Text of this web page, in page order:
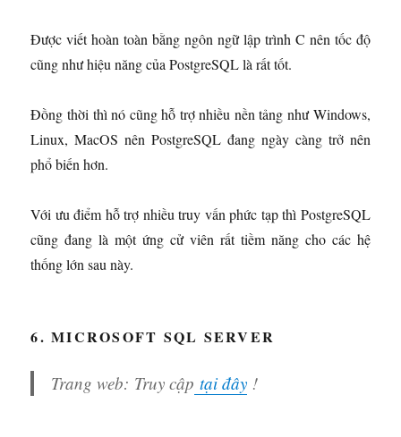
Được viết hoàn toàn bằng ngôn ngữ lập trình C nên tốc độ
cũng như hiệu năng của PostgreSQL là rất tốt.
Đồng thời thì nó cũng hỗ trợ nhiều nền tảng như Windows,
Linux, MacOS nên PostgreSQL đang ngày càng trở nên
phổ biến hơn.
Với ưu điểm hỗ trợ nhiều truy vấn phức tạp thì PostgreSQL
cũng đang là một ứng cử viên rất tiềm năng cho các hệ
thống lớn sau này.
6. MICROSOFT SQL SERVER
Trang web: Truy cập tại đây !